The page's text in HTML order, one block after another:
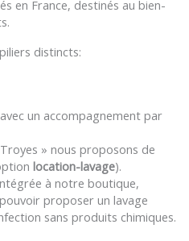
en France, destinés au bien-
distincts:
un accompagnement par
» nous proposons de
location-lavage).
à notre boutique,
proposer un lavage
sans produits chimiques.